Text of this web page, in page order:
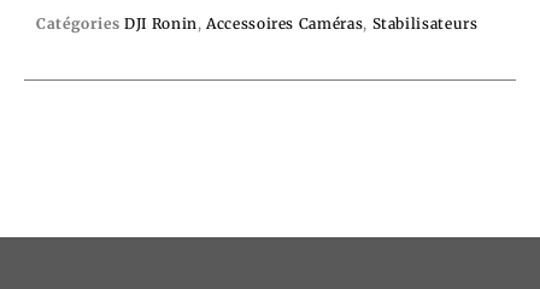
Catégories DJI Ronin,Accessoires Caméras, Stabilisateurs